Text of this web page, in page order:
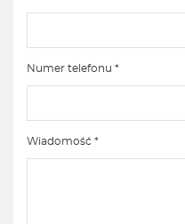
Numer telefonu *
Wiadomość *